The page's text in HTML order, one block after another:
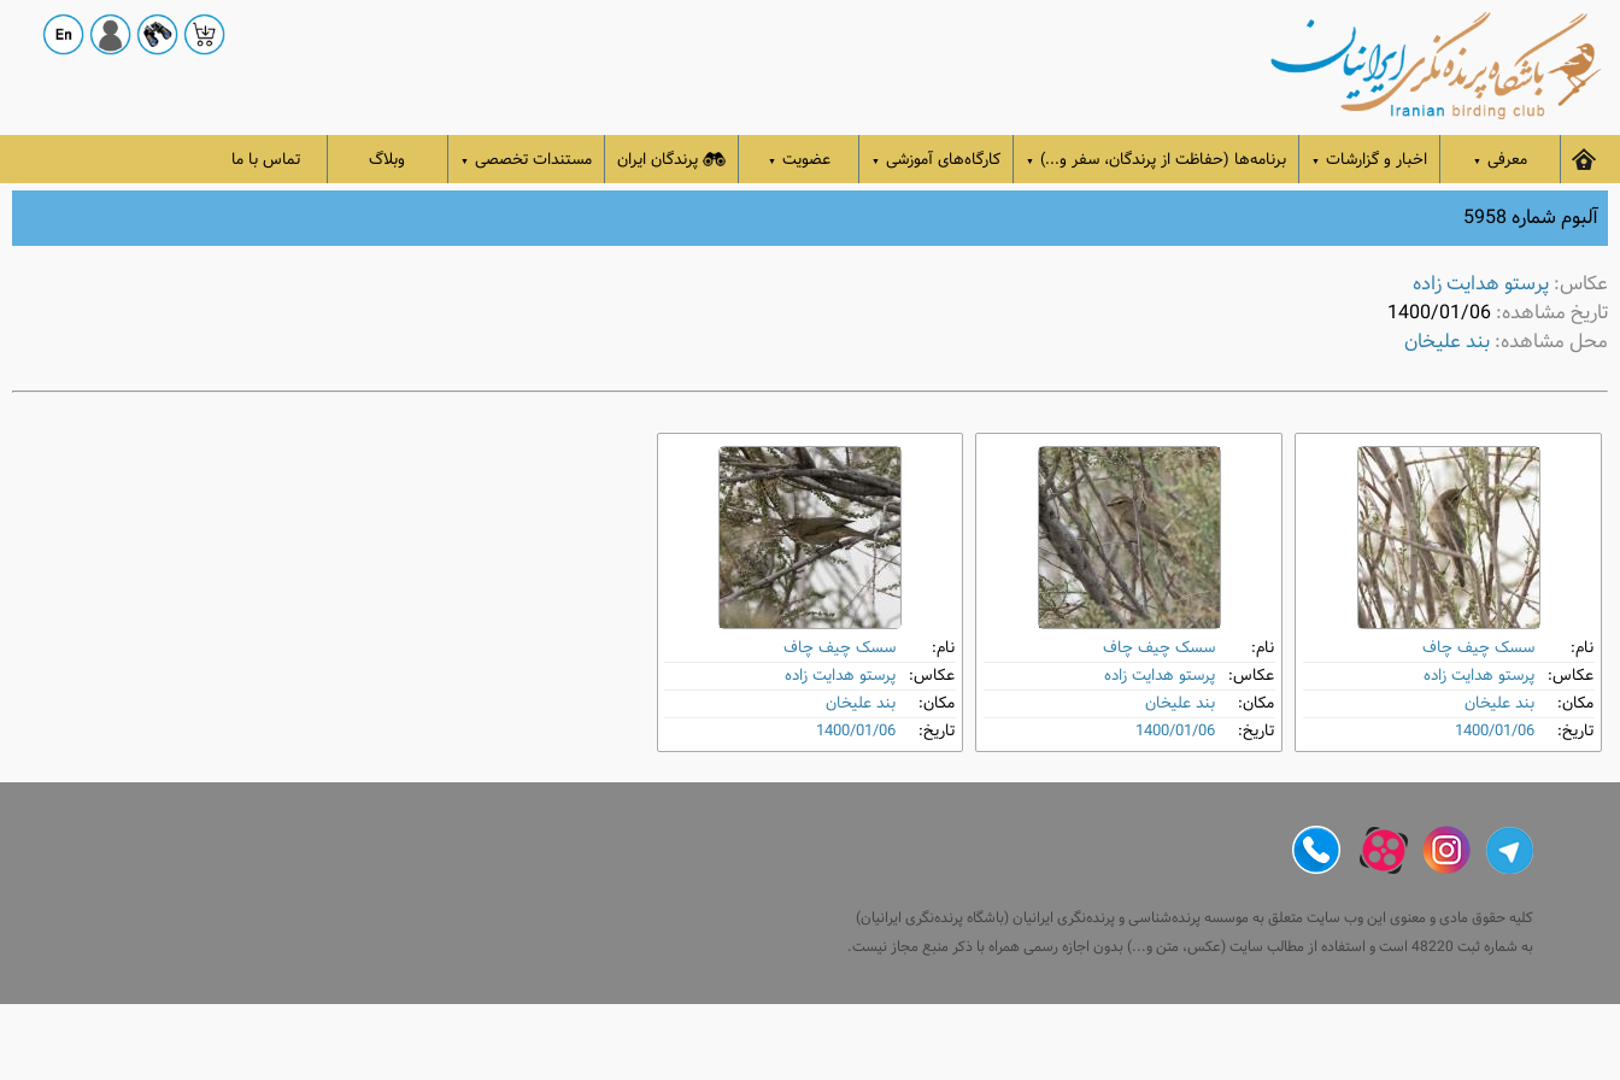
معرفی ▼ اخبار و گزارشات ▼ برنامه‌ها (حفاظت از پرندگان، سفر و...) ▼ کارگاه‌های آموزشی ▼ عضویت ▼ پرندگان ایران مستندات تخصصی ▼ وبلاگ تماس با ما
آلبوم شماره 5958
عکاس:پرستو هدایت زاده
تاریخ مشاهده:1400/01/06
محل مشاهده:بند علیخان
نام:
سسک چیف‌ چاف
عکاس: پرستو هدایت زاده
مکان:
بند علیخان
تاریخ:
1400/01/06
نام:
سسک چیف‌ چاف
عکاس: پرستو هدایت زاده
مکان:
بند علیخان
تاریخ:
1400/01/06
نام:
سسک چیف‌ چاف
عکاس: پرستو هدایت زاده
مکان:
بند علیخان
تاریخ:
1400/01/06
کلیه حقوق مادی و معنوی این وب سایت متعلق به موسسه پرنده‌شناسی و پرنده‌نگری ایرانیان (باشگاه پرنده‌نگری ایرانیان)
به شماره ثبت 48220 است و استفاده از مطالب سایت (عکس، متن و...) بدون اجازه رسمی همراه با ذکر منبع مجاز نیست.